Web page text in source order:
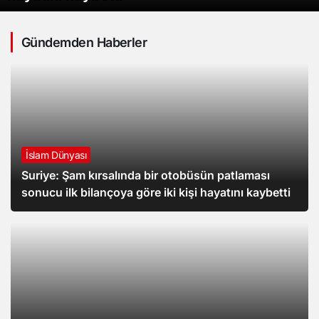
Gündemden Haberler
İslam Dünyası
Suriye: Şam kırsalında bir otobüsün patlaması
sonucu ilk bilançoya göre iki kişi hayatını kaybetti